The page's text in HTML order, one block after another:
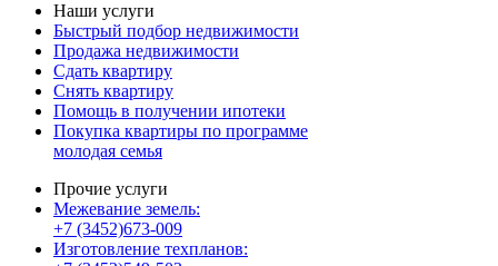
Наши услуги
Быстрый подбор недвижимости
Продажа недвижимости
Сдать квартиру
Снять квартиру
Помощь в получении ипотеки
Покупка квартиры по программе
молодая семья
Прочие услуги
Межевание земель:
+7 (3452)673-009
Изготовление техпланов: